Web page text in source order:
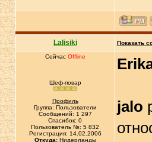
Lalisiki Показать
Сейчас Offline
Шеф-повар
Профиль
Группа: Пользователи
Сообщений: 1 297
Спасибок: 0
Пользователь №: 5 832
Регистрация: 14.02.2006
Откуда:Нидерланды
jalo